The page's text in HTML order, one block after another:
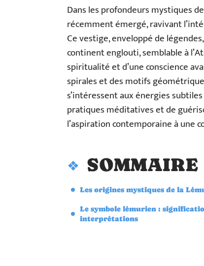
Dans les profondeurs mystiques
récemment émergé, ravivant
Ce vestige, enveloppé de
continent englouti, semblable à
spiritualité et d’une conscience
spirales et des motifs
s’intéressent aux énergies
pratiques méditatives et de
l’aspiration contemporaine à une
SOMMAIRE
Les origines mystiques de la
Le symbole lémurien :
interprétations